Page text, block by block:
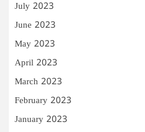
July 2023
June 2023
May 2023
April 2023
March 2023
February 2023
January 2023